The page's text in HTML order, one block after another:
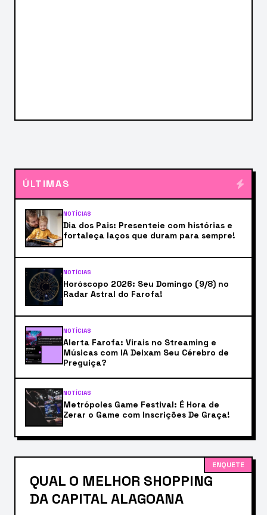
ÚLTIMAS
NOTÍCIAS
Dia dos Pais: Presenteie com histórias e
fortaleça laços que duram para sempre!
NOTÍCIAS
Horóscopo 2026: Seu Domingo (9/8) no
Radar Astral do Farofa!
NOTÍCIAS
Alerta Farofa: Virais no Streaming e
Músicas com IA Deixam Seu Cérebro de
Preguiça?
NOTÍCIAS
Metrópoles Game Festival: É Hora de
Zerar o Game com Inscrições De Graça!
ENQUETE
QUAL O MELHOR SHOPPING
DA CAPITAL ALAGOANA